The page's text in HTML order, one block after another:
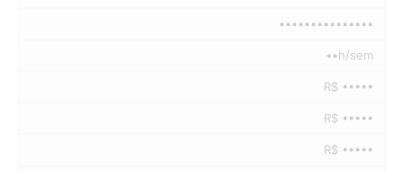
•••••••••••••••
••h/sem
R$ •••••
R$ •••••
R$ •••••